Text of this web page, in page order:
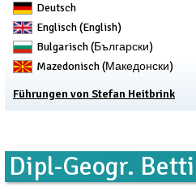
Deutsch
Englisch (English)
Bulgarisch (Български)
Mazedonisch (Македонски)
Führungen von Stefan Heitbrink
Dipl-Geogr.